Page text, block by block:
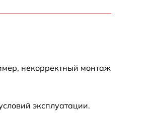
некорректный монтаж
эксплуатации.